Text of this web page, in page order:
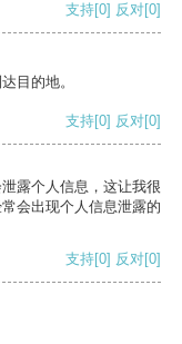
支持[0] 反对[0]
目的地。
支持[0] 反对[0]
露个人信息，这让我很
会出现个人信息泄露的
支持[0] 反对[0]